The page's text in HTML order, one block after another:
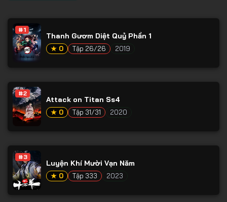
#1
Thanh Gươm Diệt Quỷ Phần 1
★ 0 Tập 26/26 2019
#2
Attack on Titan Ss4
★ 0 Tập 31/31 2020
#3
Luyện Khí Mười Vạn Năm
★ 0 Tập 333 2023